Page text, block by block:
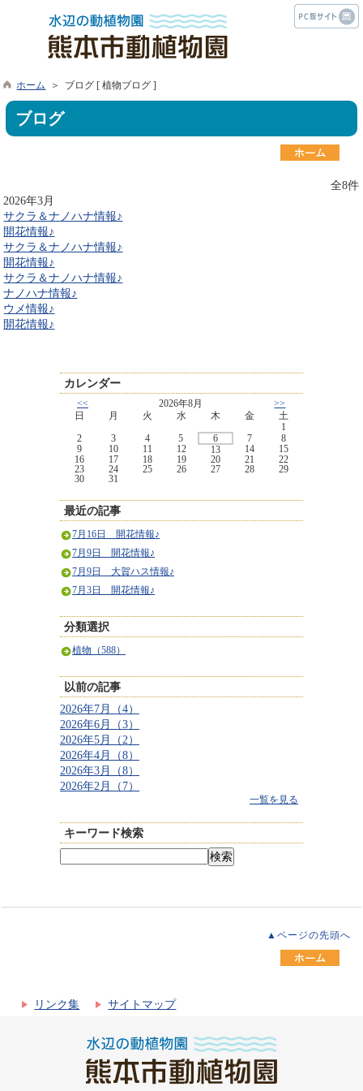
ホーム ＞ ブログ [ 植物ブログ ]
ブログ
全8件
2026年3月
サクラ＆ナノハナ情報♪
開花情報♪
サクラ＆ナノハナ情報♪
開花情報♪
サクラ＆ナノハナ情報♪
ナノハナ情報♪
ウメ情報♪
開花情報♪
カレンダー
<< 2026年8月
>>
日
月 火 水 木 金
土
1
2
3 4 5 6 7
8
9
10 11 12 13 14
15
16
17 18 19 20 21
22
23
24 25 26 27 28
29
30
31
最近の記事
7月16日 開花情報♪
7月9日 開花情報♪
7月9日 大賀ハス情報♪
7月3日 開花情報♪
分類選択
植物（588）
以前の記事
2026年7月（4）
2026年6月（3）
2026年5月（2）
2026年4月（8）
2026年3月（8）
2026年2月（7）
一覧を見る
キーワード検索
▲ページの先頭へ
リンク集 サイトマップ